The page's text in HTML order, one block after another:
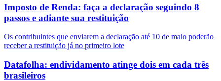
Imposto de Renda: faça a declaração seguindo 8
passos e adiante sua restituição
Os contribuintes que enviarem a declaração até 10 de maio poderão
receber a restituição já no primeiro lote
Datafolha: endividamento atinge dois em cada três
brasileiros